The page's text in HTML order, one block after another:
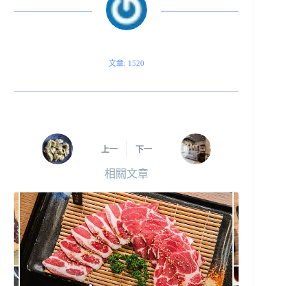
文章: 1520
上一 下一
相關文章